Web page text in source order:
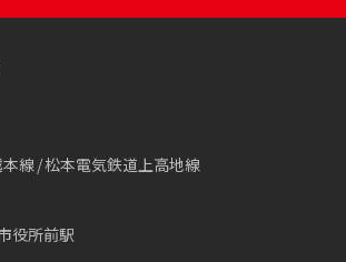
本線 松本電気鉄道上高地線
役所前駅